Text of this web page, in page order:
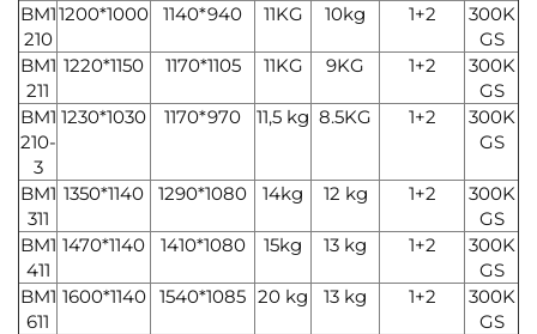
BM1
210
1200*1000 1140*940 11KG 10kg 1+2
300K
GS
BM1
211
1220*1150 1170*1105 11KG 9KG 1+2
300K
GS
BM1
210-
3
1230*1030 1170*970 11,5 kg 8.5KG 1+2
300K
GS
BM1
311
1350*1140 1290*1080 14kg 12 kg 1+2
300K
GS
BM1
411
1470*1140 1410*1080 15kg 13 kg 1+2
300K
GS
BM1
611
1600*1140 1540*1085 20 kg 13 kg 1+2
300K
GS